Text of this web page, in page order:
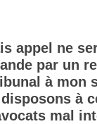
appel ne
par un
à mon
à
mal